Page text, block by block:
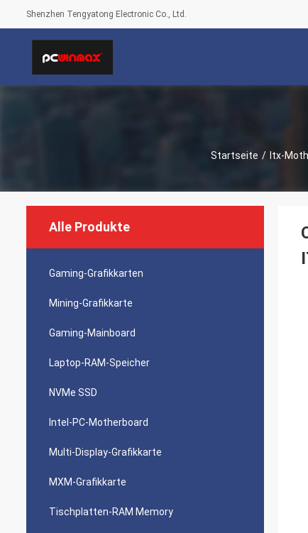
Shenzhen Tengyatong Electronic Co., Ltd.
Startseite / Itx-
Alle Produkte
Gaming-Grafikkarten
Mining-Grafikkarte
Gaming-Mainboard
Laptop-RAM-Speicher
NVMe SSD
Intel-PC-Motherboard
Multi-Display-Grafikkarte
MXM-Grafikkarte
Tischplatten-RAM Memory